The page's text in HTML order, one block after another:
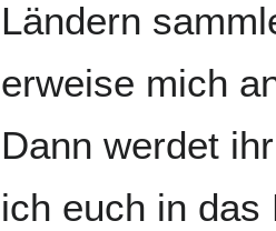
Ländern
erweise mich
Dann werdet
ich euch in das